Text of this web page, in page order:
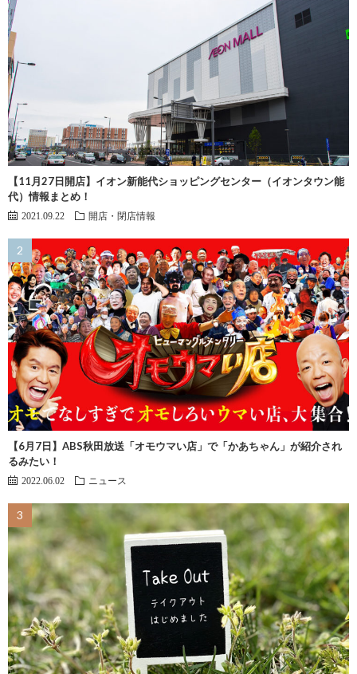
【11月27日開店】イオン新能代ショッピングセンター（イオンタウン能
代）情報まとめ！
2021.09.22 開店・閉店情報
【6月7日】ABS秋田放送「オモウマい店」で「かあちゃん」が紹介され
るみたい！
2022.06.02 ニュース